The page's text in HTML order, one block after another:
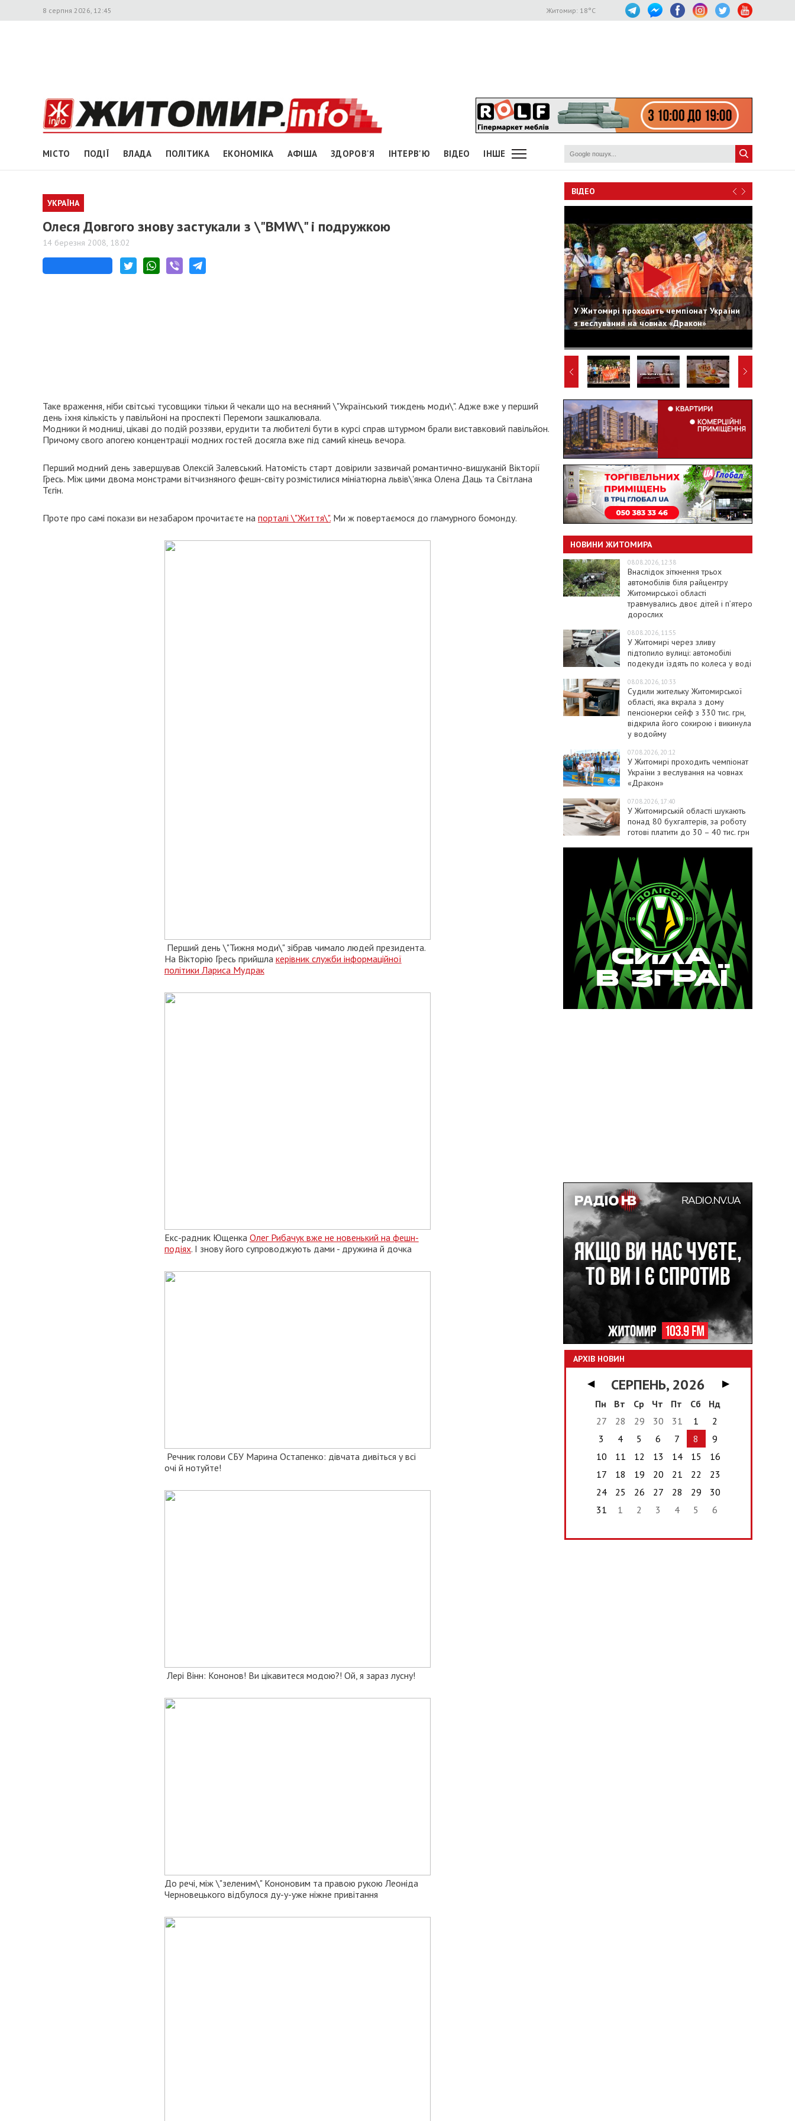
8 серпня 2026, 12:45 Житомир: 18°C
МІСТО ПОДІЇ ВЛАДА ПОЛІТИКА ЕКОНОМІКА АФІША ЗДОРОВ'Я ІНТЕРВ'Ю ВІДЕО ІНШЕ
УКРАЇНА
Олеся Довгого знову застукали з \"BMW\" і подружкою
14 березня 2008, 18:02
Таке враження, ніби світські тусовщики тільки й чекали що на весняний \"Український тиждень моди\". Адже вже у перший
день їхня кількість у павільйоні на проспекті Перемоги зашкалювала.
Модники й модниці, цікаві до подій роззяви, ерудити та любителі бути в курсі справ штурмом брали виставковий павільйон.
Причому свого апогею концентрації модних гостей досягла вже під самий кінець вечора.
Перший модний день завершував Олексій Залевський. Натомість старт довірили зазвичай романтично-вишуканій Вікторії
Гресь. Між цими двома монстрами вітчизняного фешн-світу розмістилися мініатюрна львів\'янка Олена Даць та Світлана
Тєгін.
Проте про самі покази ви незабаром прочитаєте на порталі \"Життя\". Ми ж повертаємося до гламурного бомонду.
Перший день \"Тижня моди\" зібрав чимало людей президента.
На Вікторію Гресь прийшла керівник служби інформаційної
політики Лариса Мудрак
Екс-радник Ющенка Олег Рибачук вже не новенький на фешн-
подіях. І знову його супроводжують дами - дружина й дочка
Речник голови СБУ Марина Остапенко: дівчата дивіться у всі
очі й нотуйте!
Лері Вінн: Кононов! Ви цікавитеся модою?! Ой, я зараз лусну!
До речі, між \"зеленим\" Кононовим та правою рукою Леоніда
Черновецького відбулося ду-у-уже ніжне привітання
ВІДЕО
У Житомирі проходить чемпіонат України
з веслування на човнах «Дракон»
НОВИНИ ЖИТОМИРА
08.08.2026, 12:38
Внаслідок зіткнення трьох
автомобілів біля райцентру
Житомирської області
травмувались двоє дітей і пʼятеро
дорослих
08.08.2026, 11:55
У Житомирі через зливу
підтопило вулиці: автомобілі
подекуди їздять по колеса у воді
08.08.2026, 10:33
Судили жительку Житомирської
області, яка вкрала з дому
пенсіонерки сейф з 330 тис. грн,
відкрила його сокирою і викинула
у водойму
07.08.2026, 20:12
У Житомирі проходить чемпіонат
України з веслування на човнах
«Дракон»
07.08.2026, 17:40
У Житомирській області шукають
понад 80 бухгалтерів, за роботу
готові платити до 30 – 40 тис. грн
АРХІВ НОВИН
◀ СЕРПЕНЬ, 2026
▶
Пн
Вт Ср Чт Пт Сб
Нд
27
28 29 30 31 1
2
3
4 5 6 7 8
9
10
11 12 13 14 15
16
17
18 19 20 21 22
23
24
25 26 27 28 29
30
31
1 2 3 4 5 6